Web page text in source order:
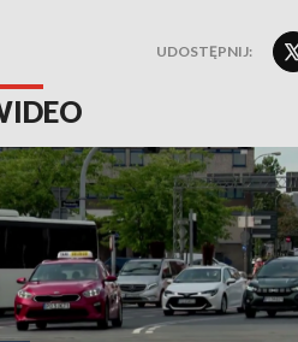
UDOSTĘPNIJ: